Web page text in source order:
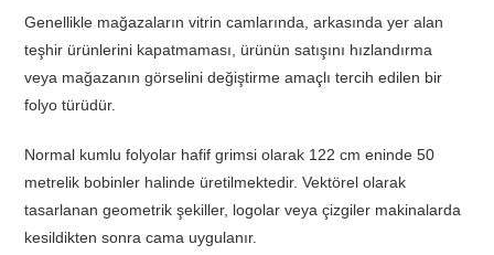
Genellikle mağazaların vitrin camlarında, arkasında yer alan
teşhir ürünlerini kapatmaması, ürünün satışını hızlandırma
veya mağazanın görselini değiştirme amaçlı tercih edilen bir
folyo türüdür.
Normal kumlu folyolar hafif grimsi olarak 122 cm eninde 50
metrelik bobinler halinde üretilmektedir. Vektörel olarak
tasarlanan geometrik şekiller, logolar veya çizgiler makinalarda
kesildikten sonra cama uygulanır.